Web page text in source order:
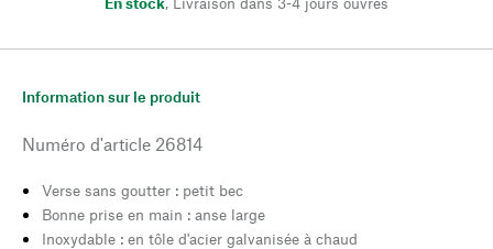
Information sur le produit
Numéro d'article 26814
Verse sans goutter : petit bec
Bonne prise en main : anse large
Inoxydable : en tôle d'acier galvanisée à chaud